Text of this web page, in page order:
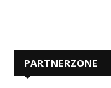
PARTNERZONE